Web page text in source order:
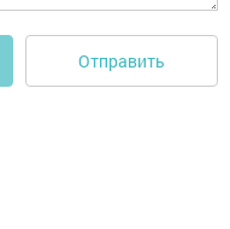
Отправить